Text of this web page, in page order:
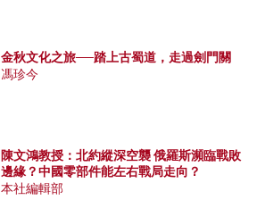
金秋文化之旅──踏上古蜀道，走過劍門關
馮珍今
陳文鴻教授：北約縱深空襲 俄羅斯瀕臨戰敗
邊緣？中國零部件能左右戰局走向？
本社編輯部